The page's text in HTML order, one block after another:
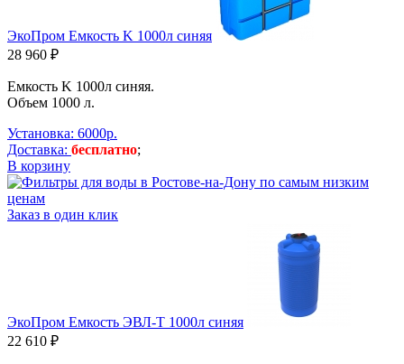
ЭкоПром Емкость K 1000л синяя
28 960 ₽
Емкость K 1000л синяя.
Объем 1000 л.
Установка: 6000р.
Доставка: бесплатно;
В корзину
Заказ в один клик
ЭкоПром Емкость ЭВЛ-Т 1000л синяя
22 610 ₽